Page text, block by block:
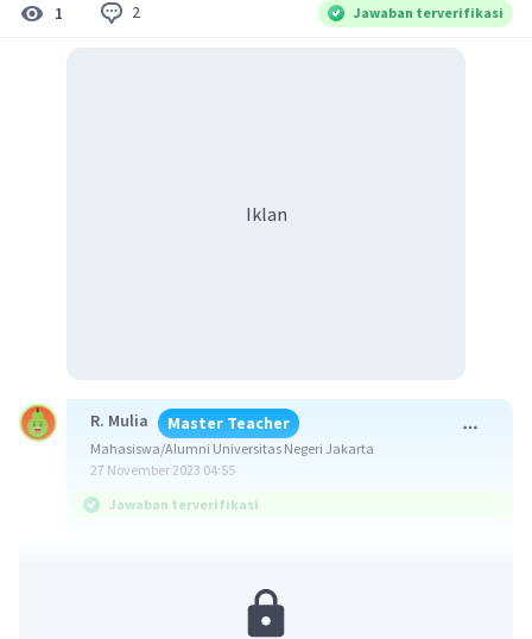
1 2 Jawaban terverifikasi
Iklan
R. Mulia Master Teacher
Mahasiswa/Alumni Universitas Negeri Jakarta
27 November 2023 04:55
Jawaban terverifikasi
ditemukan di ketinggian 200 - 1499 mdpl.